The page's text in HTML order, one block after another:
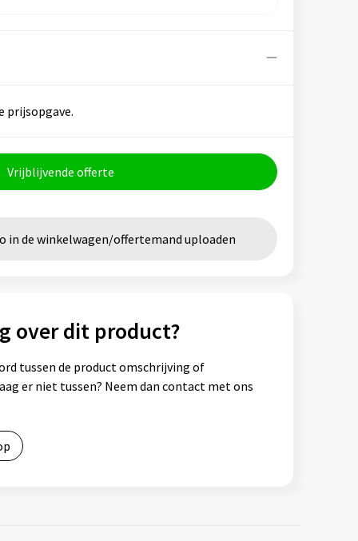
prijsopgave.
Vrijblijvende offerte
in de winkelwagen/offertemand uploaden
over dit product?
tussen de product omschrijving of
er niet tussen? Neem dan contact met ons